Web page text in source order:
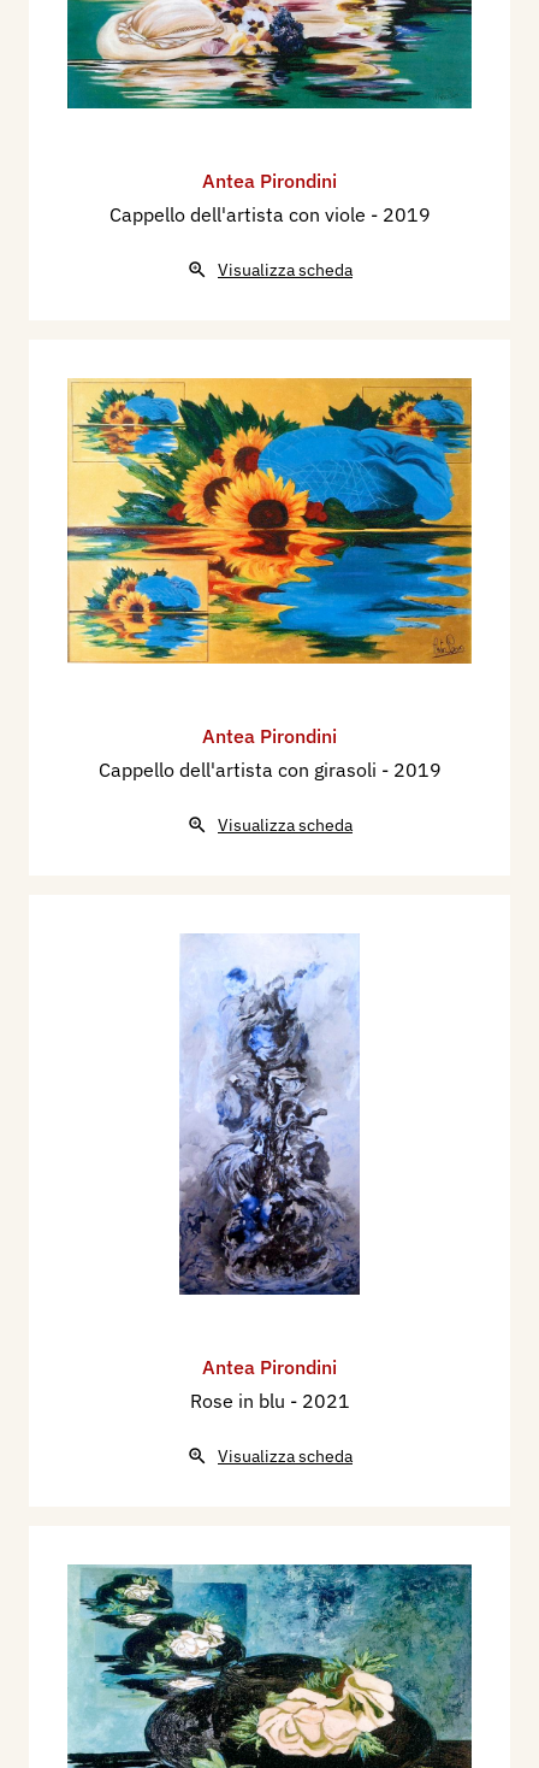
Antea Pirondini
Cappello dell'artista con viole - 2019
Visualizza scheda
Antea Pirondini
Cappello dell'artista con girasoli - 2019
Visualizza scheda
Antea Pirondini
Rose in blu - 2021
Visualizza scheda